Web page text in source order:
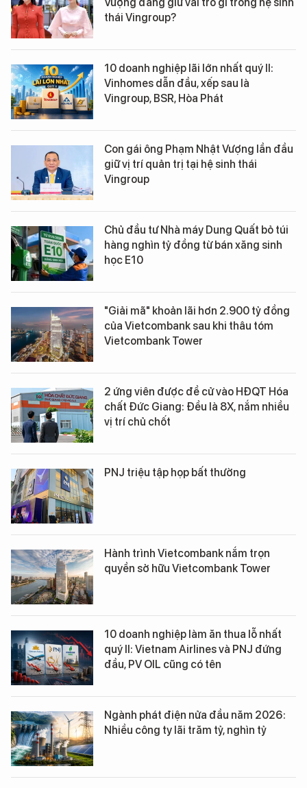
thái Vingroup?
10 doanh nghiệp lãi lớn nhất quý II:
Vinhomes dẫn đầu, xếp sau là
Vingroup, BSR, Hòa Phát
Con gái ông Phạm Nhật Vượng lần đầu
giữ vị trí quản trị tại hệ sinh thái
Vingroup
Chủ đầu tư Nhà máy Dung Quất bỏ túi
hàng nghìn tỷ đồng từ bán xăng sinh
học E10
"Giải mã" khoản lãi hơn 2.900 tỷ đồng
của Vietcombank sau khi thâu tóm
Vietcombank Tower
2 ứng viên được đề cử vào HĐQT Hóa
chất Đức Giang: Đều là 8X, nắm nhiều
vị trí chủ chốt
PNJ triệu tập họp bất thường
Hành trình Vietcombank nắm trọn
quyền sở hữu Vietcombank Tower
10 doanh nghiệp làm ăn thua lỗ nhất
quý II: Vietnam Airlines và PNJ đứng
đầu, PV OIL cũng có tên
Ngành phát điện nửa đầu năm 2026:
Nhiều công ty lãi trăm tỷ, nghìn tỷ